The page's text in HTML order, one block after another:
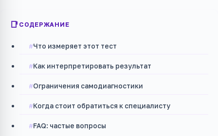
СОДЕРЖАНИЕ
Что измеряет этот тест
Как интерпретировать результат
Ограничения самодиагностики
Когда стоит обратиться к специалисту
FAQ: частые вопросы